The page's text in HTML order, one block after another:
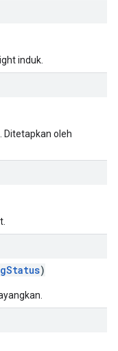
induk.
Ditetapkan oleh
)